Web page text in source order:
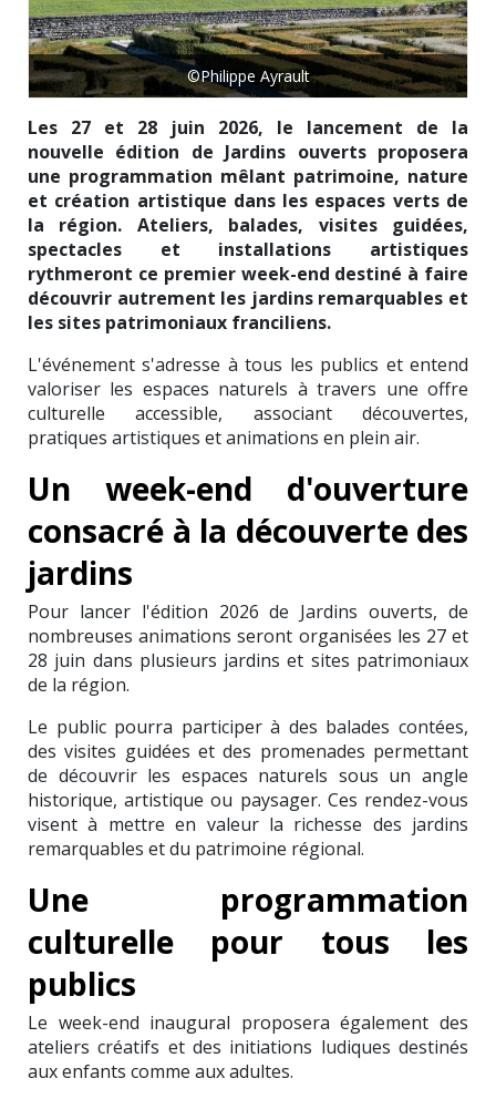
©Philippe Ayrault
Les 27 et 28 juin 2026, le lancement de la
nouvelle édition de Jardins ouverts proposera
une programmation mêlant patrimoine, nature
et création artistique dans les espaces verts de
la région. Ateliers, balades, visites guidées,
spectacles et installations artistiques
rythmeront ce premier week-end destiné à faire
découvrir autrement les jardins remarquables et
les sites patrimoniaux franciliens.
L'événement s'adresse à tous les publics et entend
valoriser les espaces naturels à travers une offre
culturelle accessible, associant découvertes,
pratiques artistiques et animations en plein air.
Un week-end d'ouverture
consacré à la découverte des
jardins
Pour lancer l'édition 2026 de Jardins ouverts, de
nombreuses animations seront organisées les 27 et
28 juin dans plusieurs jardins et sites patrimoniaux
de la région.
Le public pourra participer à des balades contées,
des visites guidées et des promenades permettant
de découvrir les espaces naturels sous un angle
historique, artistique ou paysager. Ces rendez-vous
visent à mettre en valeur la richesse des jardins
remarquables et du patrimoine régional.
Une programmation
culturelle pour tous les
publics
Le week-end inaugural proposera également des
ateliers créatifs et des initiations ludiques destinés
aux enfants comme aux adultes.